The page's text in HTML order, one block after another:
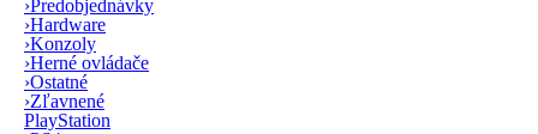
›Predobjednávky
›Hardware
›Konzoly
›Herné ovládače
›Ostatné
›Zľavnené
PlayStation